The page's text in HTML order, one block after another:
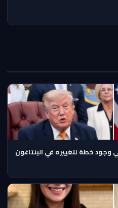
خطة لتغييره في البنتاغون